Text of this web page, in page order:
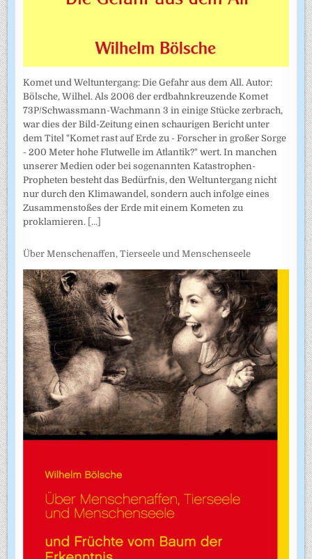
Komet und Weltuntergang: Die Gefahr aus dem All. Autor:
Bölsche, Wilhel. Als 2006 der erdbahnkreuzende Komet
73P/Schwassmann-Wachmann 3 in einige Stücke zerbrach,
war dies der Bild-Zeitung einen schaurigen Bericht unter
dem Titel "Komet rast auf Erde zu - Forscher in großer Sorge
- 200 Meter hohe Flutwelle im Atlantik?" wert. In manchen
unserer Medien oder bei sogenannten Katastrophen-
Propheten besteht das Bedürfnis, den Weltuntergang nicht
nur durch den Klimawandel, sondern auch infolge eines
Zusammenstoßes der Erde mit einem Kometen zu
proklamieren. [...]
Über Menschenaffen, Tierseele und Menschenseele